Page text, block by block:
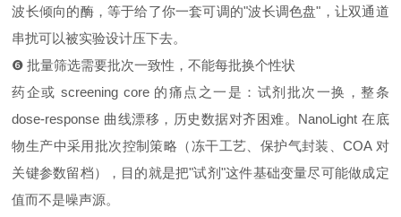
波长倾向的酶，等于给了你一套可调的"波长调色盘"，让双通道
串扰可以被实验设计压下去。
❻ 批量筛选需要批次一致性，不能每批换个性状
药企或 screening core 的痛点之一是：试剂批次一换，整条
dose‑response 曲线漂移，历史数据对齐困难。NanoLight 在底
物生产中采用批次控制策略（冻干工艺、保护气封装、COA 对
关键参数留档），目的就是把"试剂"这件基础变量尽可能做成定
值而不是噪声源。